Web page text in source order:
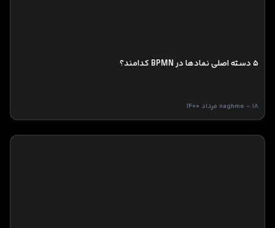
۵ دسته اصلی نمادها در BPMN کدامند؟
naghme - 18 مرداد 1400